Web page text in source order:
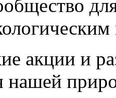
акции и
нашей